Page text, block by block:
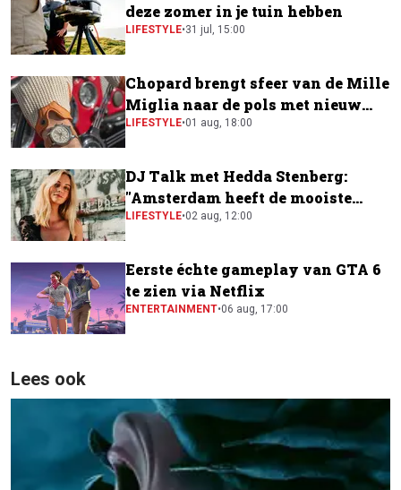
deze zomer in je tuin hebben
LIFESTYLE•31 jul, 15:00
Chopard brengt sfeer van de Mille
Miglia naar de pols met nieuw
horloge
LIFESTYLE•01 aug, 18:00
DJ Talk met Hedda Stenberg:
"Amsterdam heeft de mooiste
festivalscene van Europa"
LIFESTYLE•02 aug, 12:00
Eerste échte gameplay van GTA 6
te zien via Netflix
ENTERTAINMENT•06 aug, 17:00
Lees ook